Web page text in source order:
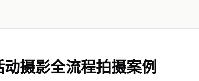
摄影全流程拍摄案例